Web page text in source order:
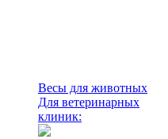
Весы для животных
Для ветеринарных
клиник: